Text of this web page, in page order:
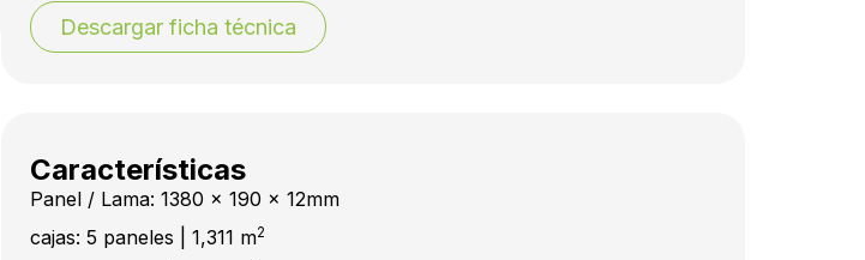
Descargar ficha técnica
Características
Panel / Lama: 1380 x 190 x 12mm
cajas: 5 paneles | 1,311 m2